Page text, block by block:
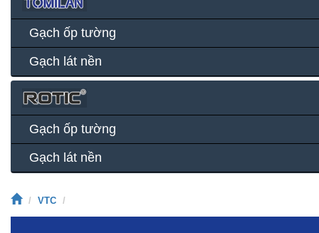
Gạch ốp tường
Gạch lát nền
Gạch ốp tường
Gạch lát nền
VTC